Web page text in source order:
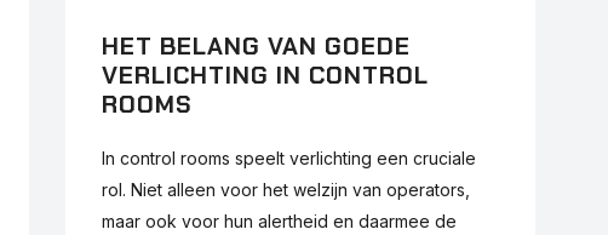
HET BELANG VAN GOEDE
VERLICHTING IN CONTROL
ROOMS
In control rooms speelt verlichting een cruciale
rol. Niet alleen voor het welzijn van operators,
maar ook voor hun alertheid en daarmee de